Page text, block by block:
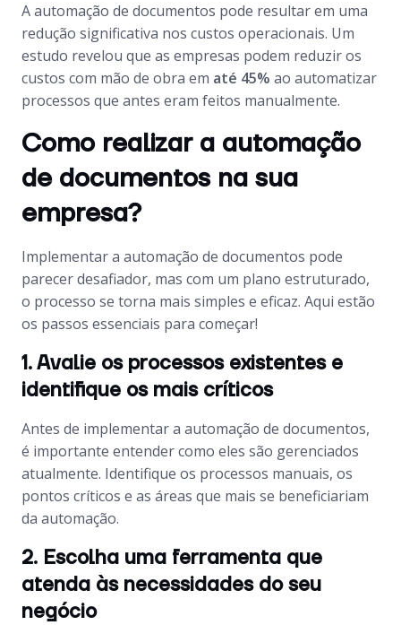
A automação de documentos pode resultar em uma
redução significativa nos custos operacionais. Um
estudo revelou que as empresas podem reduzir os
custos com mão de obra em até 45% ao automatizar
processos que antes eram feitos manualmente.
Como realizar a automação
de documentos na sua
empresa?
Implementar a automação de documentos pode
parecer desafiador, mas com um plano estruturado,
o processo se torna mais simples e eficaz. Aqui estão
os passos essenciais para começar!
1. Avalie os processos existentes e
identifique os mais críticos
Antes de implementar a automação de documentos,
é importante entender como eles são gerenciados
atualmente. Identifique os processos manuais, os
pontos críticos e as áreas que mais se beneficiariam
da automação.
2. Escolha uma ferramenta que
atenda às necessidades do seu
negócio